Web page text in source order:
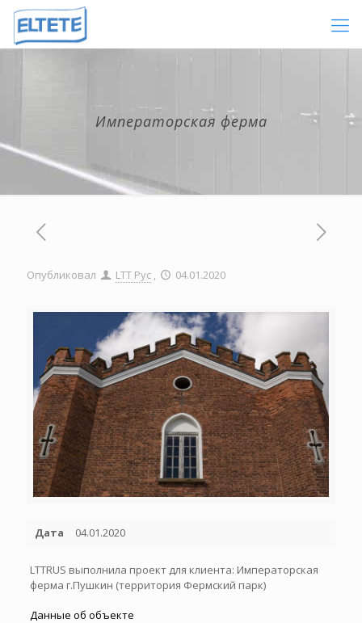
Императорская ферма
Опубликовал LTT Рус , 04.01.2020
Дата 04.01.2020
LTTRUS выполнила проект для клиента: Императорская
ферма г.Пушкин (территория Фермский парк)
Данные об объекте